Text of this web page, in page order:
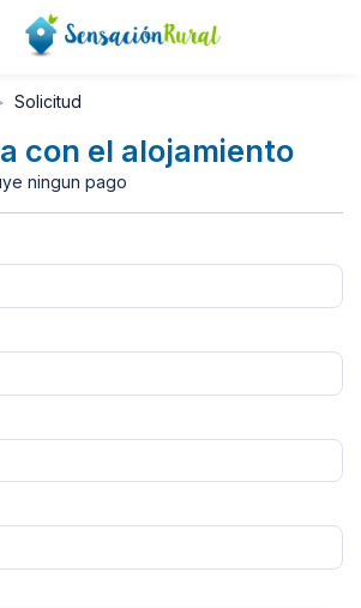
Solicitud
con el alojamiento
ningun pago